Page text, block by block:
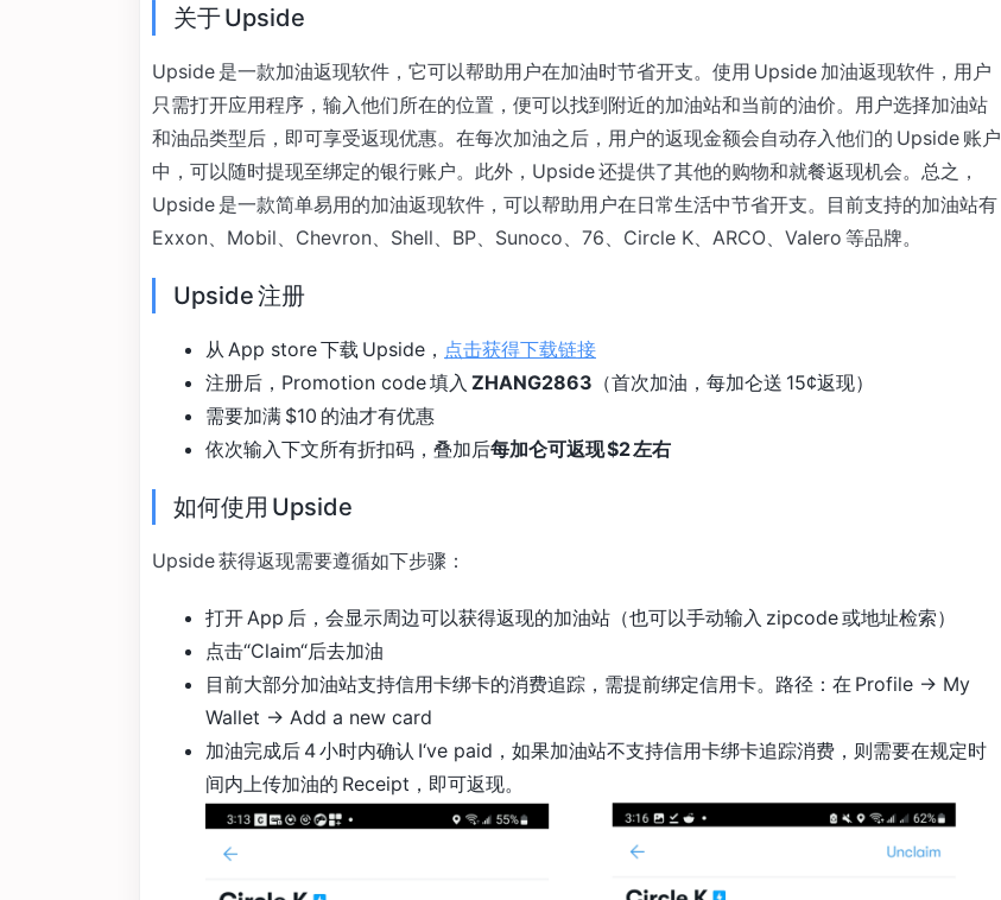
关于 Upside
Upside 是一款加油返现软件，它可以帮助用户在加油时节省开支。使用 Upside 加油返现软件，用户
只需打开应用程序，输入他们所在的位置，便可以找到附近的加油站和当前的油价。用户选择加油站
和油品类型后，即可享受返现优惠。在每次加油之后，用户的返现金额会自动存入他们的 Upside 账户
中，可以随时提现至绑定的银行账户。此外，Upside 还提供了其他的购物和就餐返现机会。总之，
Upside 是一款简单易用的加油返现软件，可以帮助用户在日常生活中节省开支。目前支持的加油站有
Exxon、Mobil、Chevron、Shell、BP、Sunoco、76、Circle K、ARCO、Valero 等品牌。
Upside 注册
从 App store 下载 Upside， 点击获得下载链接
注册后，Promotion code 填入 ZHANG2863 （首次加油，每加仑送 15¢返现）
需要加满 $10 的油才有优惠
依次输入下文所有折扣码，叠加后每加仑可返现 $2 左右
如何使用 Upside
Upside 获得返现需要遵循如下步骤：
打开 App 后，会显示周边可以获得返现的加油站（也可以手动输入 zipcode 或地址检索）
点击“Claim“后去加油
目前大部分加油站支持信用卡绑卡的消费追踪，需提前绑定信用卡。路径：在 Profile -> My
Wallet -> Add a new card
加油完成后 4 小时内确认 I‘ve paid，如果加油站不支持信用卡绑卡追踪消费，则需要在规定时
间内上传加油的 Receipt，即可返现。